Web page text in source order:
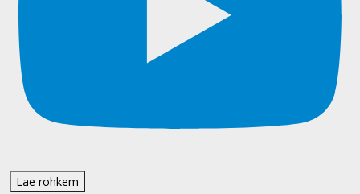
Lae rohkem